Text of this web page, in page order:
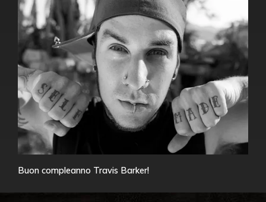
Buon compleanno Travis Barker!